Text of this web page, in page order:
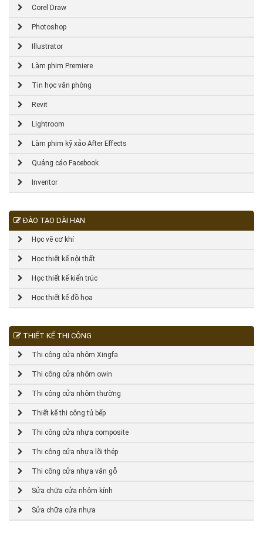
Corel Draw
Photoshop
Illustrator
Làm phim Premiere
Tin học văn phòng
Revit
Lightroom
Làm phim kỹ xảo After Effects
Quảng cáo Facebook
Inventor
ĐÀO TẠO DÀI HẠN
Học vẽ cơ khí
Học thiết kế nội thất
Học thiết kế kiến trúc
Học thiết kế đồ họa
THIẾT KẾ THI CÔNG
Thi công cửa nhôm Xingfa
Thi công cửa nhôm owin
Thi công cửa nhôm thường
Thiết kế thi công tủ bếp
Thi công cửa nhựa composite
Thi công cửa nhựa lõi thép
Thi công cửa nhựa vân gỗ
Sửa chữa cửa nhôm kính
Sửa chữa cửa nhựa